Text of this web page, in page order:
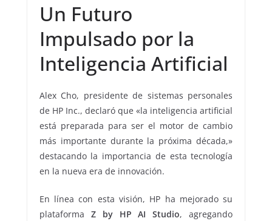
Un Futuro
Impulsado por la
Inteligencia Artificial
Alex Cho, presidente de sistemas personales
de HP Inc., declaró que «la inteligencia artificial
está preparada para ser el motor de cambio
más importante durante la próxima década,»
destacando la importancia de esta tecnología
en la nueva era de innovación.
En línea con esta visión, HP ha mejorado su
plataforma Z by HP AI Studio, agregando